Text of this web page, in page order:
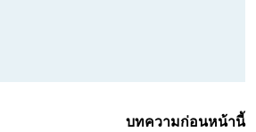
บทความก่อนหน้านี้